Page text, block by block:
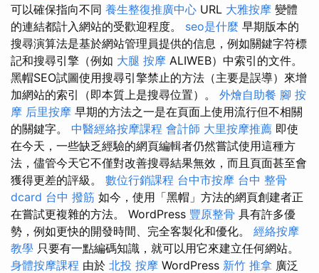
可以確保指向不同 養生整復推廣中心 URL 大雅按摩 變體
的連結都計入網站的受歡迎程度。 seo是什麼 早期版本的
搜尋演算法是基於網站管理員提供的信息，例如關鍵字符標
記和搜尋引擎（例如 大腿 按摩 ALIWEB）中索引的文件。
黑帽SEO試圖使用搜尋引擎禁止的方法（主要是誤導）來增
加網站的索引（即本質上是搜尋位置）。 外燴自助餐 腳 按
摩 后里按摩 早期的方法之一是在頁面上使用流行但不相關
的關鍵字。 中醫經絡按摩課程 會計師 大里按摩推薦 即使
在今天，一些缺乏經驗的網頁編輯者仍然嘗試使用這種方
法，儘管今天它不僅對改善搜尋結果無效，而且頁面甚至會
獲得更差的評級。 數位行銷課程 台中市按摩 台中 整骨
dcard 台中 撥筋 如今，使用「黑帽」方法的網頁創建者正
在嘗試更複雜的方法。 WordPress 豐原整骨 具有許多優
勢，例如更快的開發時間、完全客製化和優化。 經絡按摩
教學 只要有一點編碼知識，就可以用它來建立任何網站。
身體按摩課程 由於 北投 按摩 WordPress 新竹 推拿 廣泛